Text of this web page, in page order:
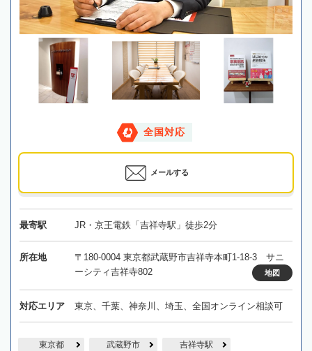
全国対応
メールする
最寄駅 JR・京王電鉄「吉祥寺駅」徒歩2分
所在地
〒180-0004 東京都武蔵野市吉祥寺本町1-18-3 サニ
ーシティ吉祥寺802
地図
対応エリア 東京、千葉、神奈川、埼玉、全国オンライン相談可
東京都 武蔵野市 吉祥寺駅